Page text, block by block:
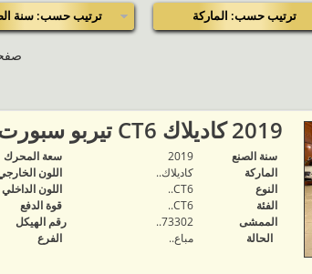
ترتيب حسب: سنة ترتيب حسب: الماركة
صفحة 1
2019 كاديلاك CT6 تيربو سبورت..
سنة الصنع
2019
الماركة
كاديلاك..
النوع
CT6..
الفئة
CT6..
الممشى
73302..
الحالة
مباع..
‬سعة المحرك
اللون
اللون الداخلي
قوة الدفع
رقم الهيكل
الفرع